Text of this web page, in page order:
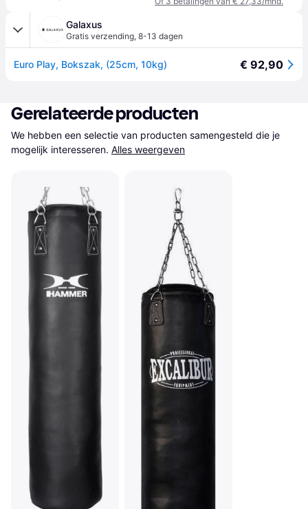
Galaxus
Gratis verzending, 8-13 dagen
Euro Play, Bokszak, (25cm, 10kg) € 92,90
Gerelateerde producten
We hebben een selectie van producten samengesteld die je
mogelijk interesseren. Alles weergeven